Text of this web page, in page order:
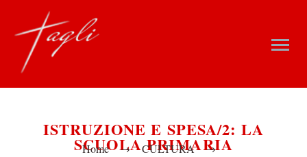
ISTRUZIONE E SPESA/2: LA
SCUOLA PRIMARIA
Home
CULTURA